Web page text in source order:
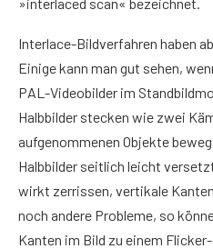
Interlace-Bildverfahren haben
Einige kann man gut sehen,
PAL-Videobilder im
Halbbilder stecken wie zwei
aufgenommenen Objekte
Halbbilder seitlich leicht
wirkt zerrissen, vertikale
noch andere Probleme, so
Kanten im Bild zu einem